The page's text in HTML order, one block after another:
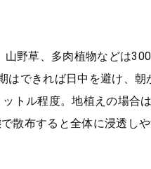
野草、多肉植物などは300
はできれば日中を避け、朝
トル程度。地植えの場合
散布すると全体に浸透し